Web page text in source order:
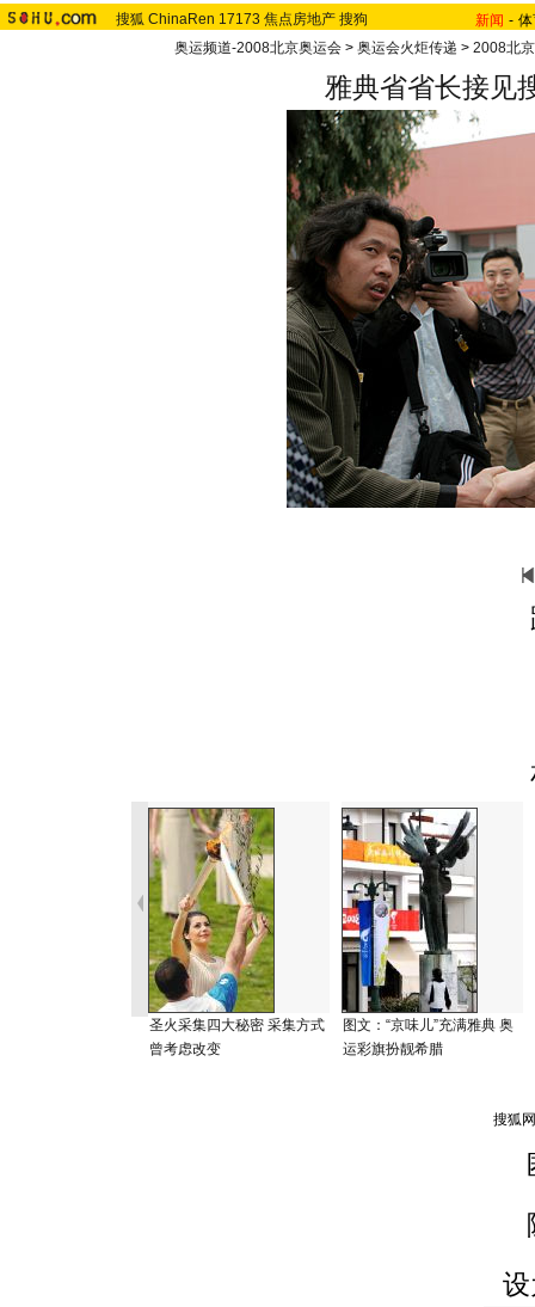
搜狐 ChinaRen 17173 焦点房地产 搜狗 新闻 -
奥运频道-2008北京奥运会 > 奥运会火炬传递 > 2008北
雅典省省长接见
圣火采集四大秘密 采集方式
曾考虑改变
图文：“京味儿”充满雅典 奥
运彩旗扮靓希腊